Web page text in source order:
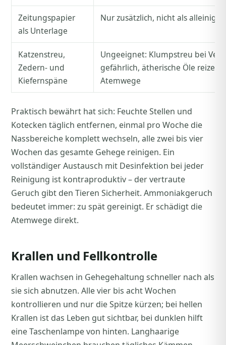
Zeitungspapier
als Unterlage
Nur zusätzlich, nicht als alleinige
Katzenstreu,
Zedern- und
Kiefernspäne
Ungeeignet: Klumpstreu bei
gefährlich, ätherische Öle reizen
Atemwege
Praktisch bewährt hat sich: Feuchte Stellen und
Kotecken täglich entfernen, einmal pro Woche die
Nassbereiche komplett wechseln, alle zwei bis vier
Wochen das gesamte Gehege reinigen. Ein
vollständiger Austausch mit Desinfektion bei jeder
Reinigung ist kontraproduktiv – der vertraute
Geruch gibt den Tieren Sicherheit. Ammoniakgeruch
bedeutet immer: zu spät gereinigt. Er schädigt die
Atemwege direkt.
Krallen und Fellkontrolle
Krallen wachsen in Gehegehaltung schneller nach als
sie sich abnutzen. Alle vier bis acht Wochen
kontrollieren und nur die Spitze kürzen; bei hellen
Krallen ist das Leben gut sichtbar, bei dunklen hilft
eine Taschenlampe von hinten. Langhaarige